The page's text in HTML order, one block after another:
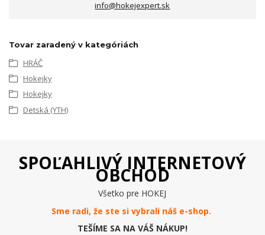
info@hokejexpert.sk
Tovar zaradený v kategóriách
HRÁČ
Hokejky
Hokejky
Detská (YTH)
SPOĽAHLIVÝ INTERNETOVÝ
OBCHOD
Všetko pre HOKEJ
Sme radi, že ste si vybrali náš e-shop.
TEŠÍME SA NA VÁŠ NÁKUP!